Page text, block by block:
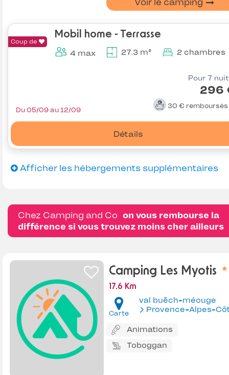
Voir le camping
Coup de
Mobil home - Terrasse
4 max 27.3 m² 2 chambres
Pour 7
296
30 € remboursés
Détails
Du 05/09 au 12/09
Afficher les hébergements supplémentaires
Chez Camping and Co on vous rembourse la
différence si vous trouvez moins cher ailleurs
Camping Les Myotis
17.6 Km
Carte
val buëch-méouge
Provence-Alpes-Côte
Animations
Toboggan